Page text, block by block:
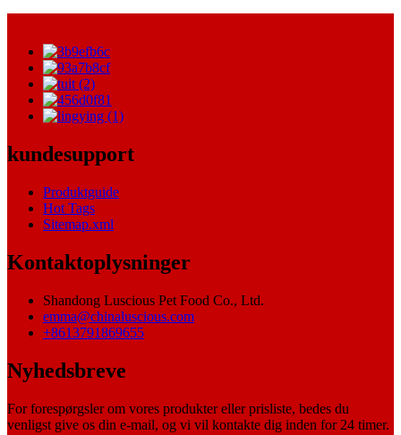
kundesupport
Produktguide
Hot Tags
Sitemap.xml
Kontaktoplysninger
Shandong Luscious Pet Food Co., Ltd.
emma@chinaluscious.com
+8613791869655
Nyhedsbreve
For forespørgsler om vores produkter eller prisliste, bedes du
venligst give os din e-mail, og vi vil kontakte dig inden for 24 timer.